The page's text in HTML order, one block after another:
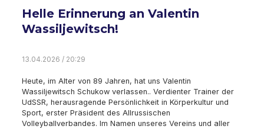
Helle Erinnerung an Valentin
Wassiljewitsch!
13.04.2026 / 20:29
Heute, im Alter von 89 Jahren, hat uns Valentin
Wassiljewitsch Schukow verlassen.. Verdienter Trainer der
UdSSR, herausragende Persönlichkeit in Körperkultur und
Sport, erster Präsident des Allrussischen
Volleyballverbandes. Im Namen unseres Vereins und aller